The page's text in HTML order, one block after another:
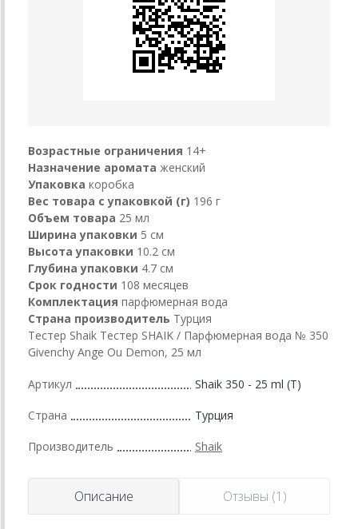
Возрастные ограничения 14+
Назначение аромата женский
Упаковка коробка
Вес товара с упаковкой (г) 196 г
Объем товара 25 мл
Ширина упаковки 5 см
Высота упаковки 10.2 см
Глубина упаковки 4.7 см
Срок годности 108 месяцев
Комплектация парфюмерная вода
Страна производитель Турция
Тестер Shaik Тестер SHAIK / Парфюмерная вода № 350
Givenchy Ange Ou Demon, 25 мл
Артикул Shaik 350 - 25 ml (T)
Страна Турция
Производитель Shaik
Описание Отзывы (1)